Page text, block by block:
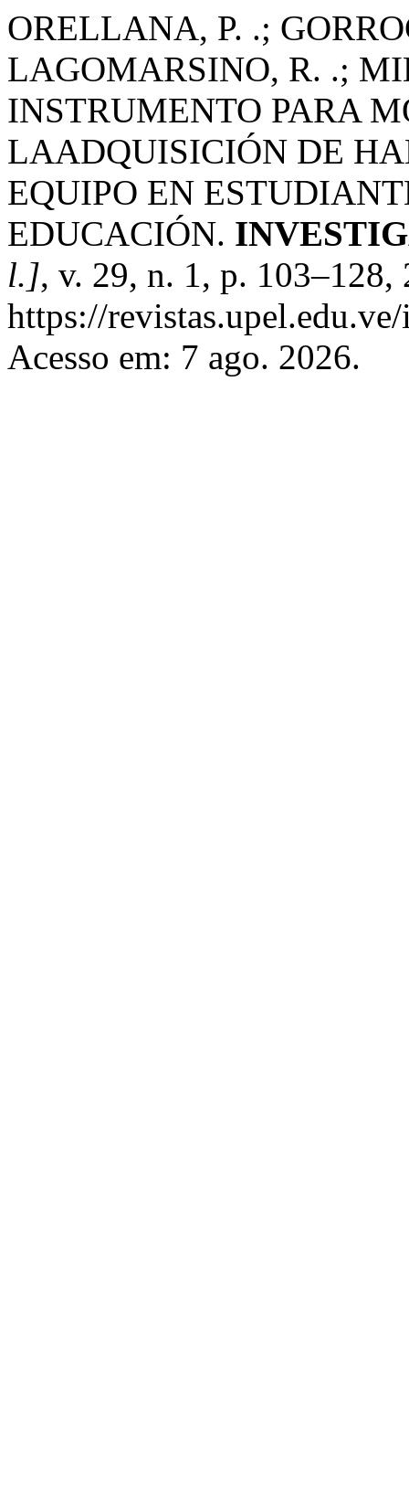
ORELLANA, P. .;
LAGOMARSINO, R. .;
INSTRUMENTO PARA
LAADQUISICIÓN DE
EQUIPO EN
EDUCACIÓN.
l.], v. 29, n. 1, p.
https://
Acesso em: 7 ago. 2026.